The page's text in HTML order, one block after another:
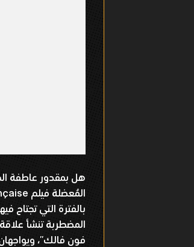
هل بمقدور عاطفة
بالفترة التي تجتاح
المضطربة تنشأ علاقة
فون فالك”،